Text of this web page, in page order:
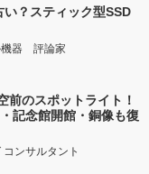
？スティック型SSD
機器 評論家
前のスポットライト！
記念館開館・銅像も復
ンサルタント